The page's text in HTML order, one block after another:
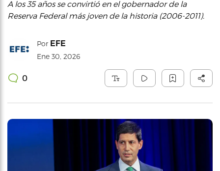
A los 35 años se convirtió en el gobernador de la
Reserva Federal más joven de la historia (2006-2011).
Por EFE
Ene 30, 2026
0